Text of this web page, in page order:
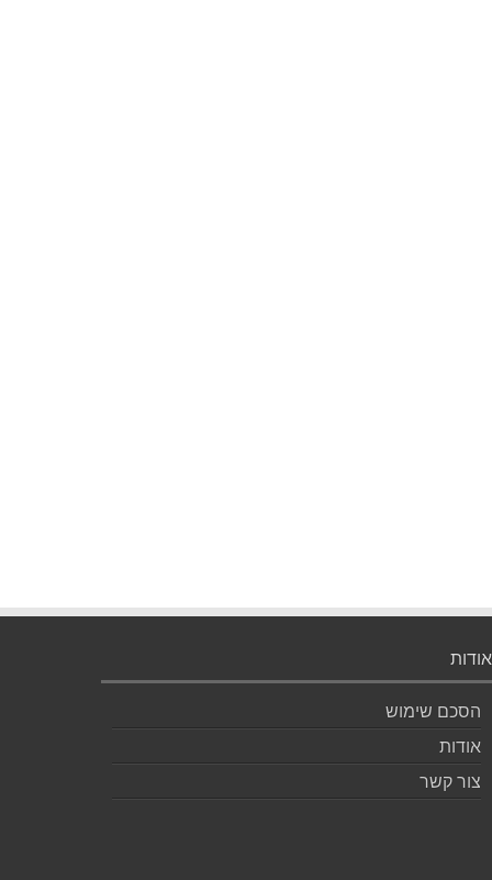
אודות
הסכם שימוש
אודות
צור קשר